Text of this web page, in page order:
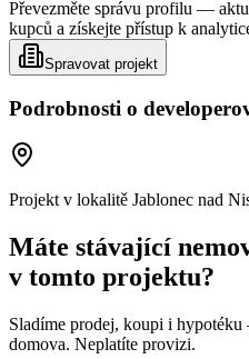
Převezměte správu profilu —
kupců a získejte přístup k
Spravovat projekt
Podrobnosti o
Projekt v lokalitě Jablonec nad
Máte stávající
v tomto projektu?
Sladíme prodej, koupi i hypotéku
domova. Neplatíte provizi.